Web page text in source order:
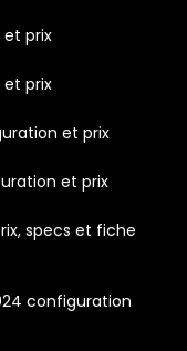
prix
prix
et prix
et prix
specs et fiche
configuration